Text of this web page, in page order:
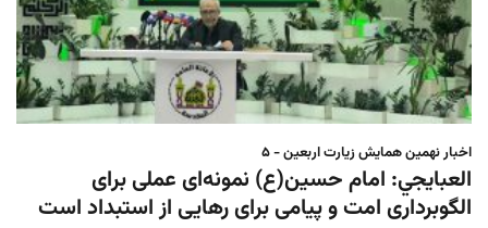
اخبار نهمین همایش زیارت اربعین - ۵
العبايجي: امام حسین(ع) نمونه‌ای عملی برای
الگوبرداری امت و پیامی برای رهایی از استبداد است